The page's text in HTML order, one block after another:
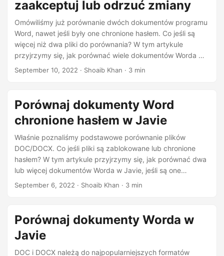
zaakceptuj lub odrzuć zmiany
Omówiliśmy już porównanie dwóch dokumentów programu
Word, nawet jeśli były one chronione hasłem. Co jeśli są
więcej niż dwa pliki do porównania? W tym artykule
przyjrzymy się, jak porównać wiele dokumentów Worda w
Javie. Ponadto nauczymy się, jak zaakceptować lub
September 10, 2022 · Shoaib Khan · 3 min
Porównaj dokumenty Word
chronione hasłem w Javie
Właśnie poznaliśmy podstawowe porównanie plików
DOC/DOCX. Co jeśli pliki są zablokowane lub chronione
hasłem? W tym artykule przyjrzymy się, jak porównać dwa
lub więcej dokumentów Worda w Javie, jeśli są one
chronione hasłem.
September 6, 2022 · Shoaib Khan · 3 min
Porównaj dokumenty Worda w
Javie
DOC i DOCX należą do najpopularniejszych formatów